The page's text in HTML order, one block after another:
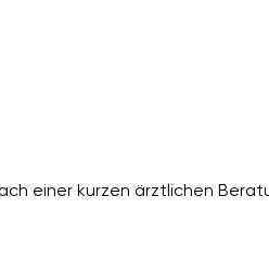
einer kurzen ärztlichen